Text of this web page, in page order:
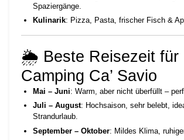
Spaziergänge.
Kulinarik: Pizza, Pasta, frischer Fisch &
🌦️ Beste Reisezeit für
Camping Ca’ Savio
Mai – Juni: Warm, aber nicht überfüllt –
Juli – August: Hochsaison, sehr belebt,
Strandurlaub.
September – Oktober: Mildes Klima,